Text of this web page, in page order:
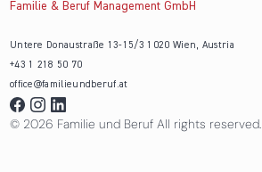
Familie & Beruf Management GmbH
Untere Donaustraße 13-15/3 1020 Wien, Austria
+43 1 218 50 70
office@familieundberuf.at
© 2026 Familie und Beruf All rights reserved.